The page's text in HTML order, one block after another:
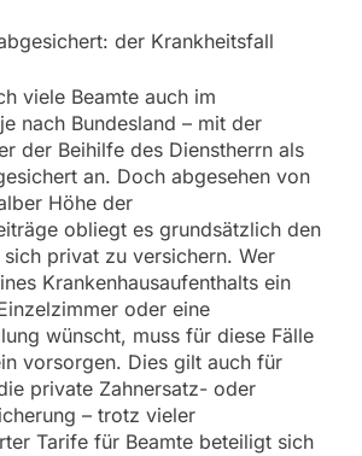
der Krankheitsfall
viele Beamte auch im
nach Bundesland – mit der
der Beihilfe des Dienstherrn als
an. Doch abgesehen von
Höhe der
obliegt es grundsätzlich den
sich privat zu versichern. Wer
Krankenhausaufenthalts ein
oder eine
wünscht, muss für diese Fälle
vorsorgen. Dies gilt auch für
private Zahnersatz- oder
– trotz vieler
Tarife für Beamte beteiligt sich